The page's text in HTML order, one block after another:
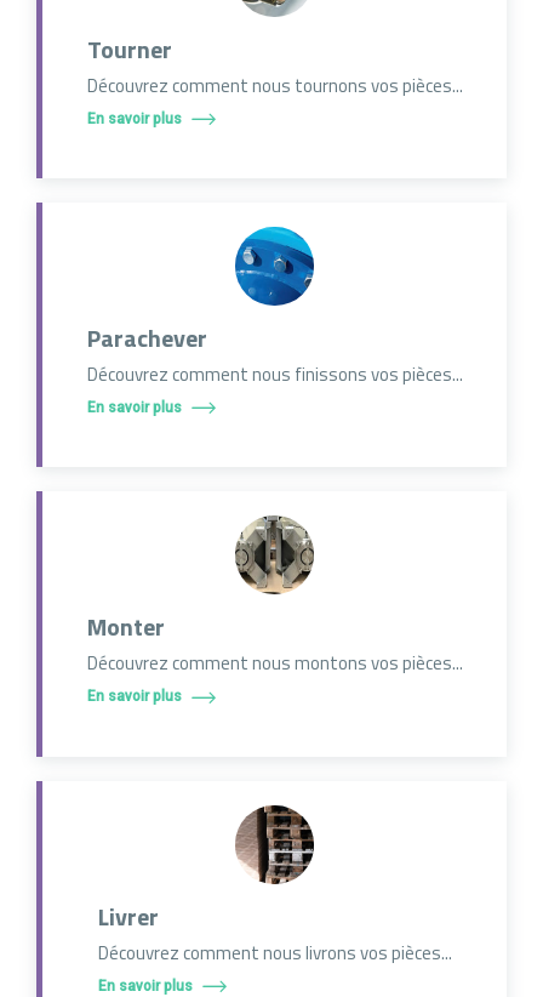
Tourner
Découvrez comment nous tournons vos pièces...
En savoir plus
Parachever
Découvrez comment nous finissons vos pièces...
En savoir plus
Monter
Découvrez comment nous montons vos pièces...
En savoir plus
Livrer
Découvrez comment nous livrons vos pièces...
En savoir plus